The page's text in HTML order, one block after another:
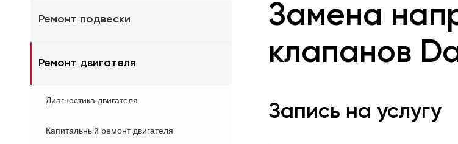
Ремонт подвески
Ремонт двигателя
Диагностика двигателя
Капитальный ремонт двигателя
Замена
клапанов
Запись на услугу